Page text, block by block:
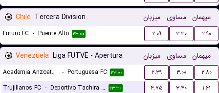
Chile Tercera Division میزبان مساوی میهمان
Futuro FC - Puente Alto ۲۳:۰۰ ۲.۰۹ ۳.۳۰ ۲.۹۰
Venezuela Liga FUTVE - Apertura میزبان مساوی میهمان
Academia Anzoategui - Portuguesa FC ۲۳:۰۰ ۲.۳۹ ۳.۰۰
۲.۸۰
Trujillanos FC - Deportivo Tachira FC ۲۳:۳۰ ۴.۷۵ ۳.۴۰
۱.۶۱